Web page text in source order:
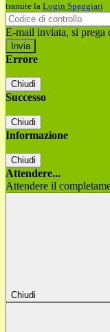
tramite la Login Spaggiari
E-mail inviata, si prega
Errore
Chiudi
Successo
Chiudi
Informazione
Chiudi
Attendere...
Attendere il
Chiudi